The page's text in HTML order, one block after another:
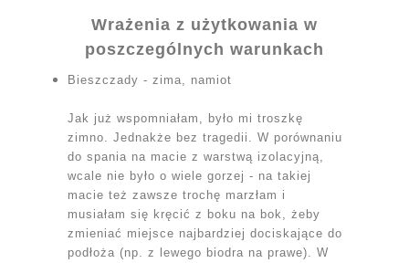
Wrażenia z użytkowania w
poszczególnych warunkach
Bieszczady - zima, namiot
Jak już wspomniałam, było mi troszkę
zimno. Jednakże bez tragedii. W porównaniu
do spania na macie z warstwą izolacyjną,
wcale nie było o wiele gorzej - na takiej
macie też zawsze trochę marzłam i
musiałam się kręcić z boku na bok, żeby
zmieniać miejsce najbardziej dociskające do
podłoża (np. z lewego biodra na prawe). W